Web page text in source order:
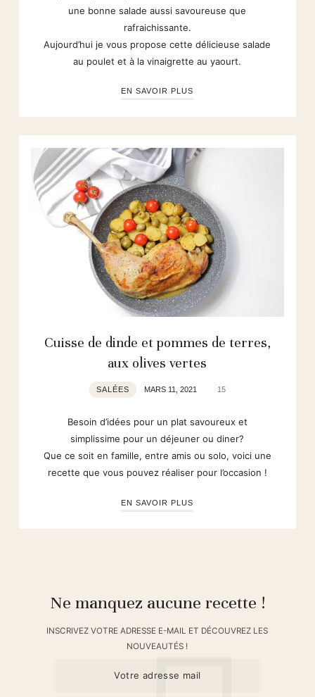
une bonne salade aussi savoureuse que
rafraichissante.
Aujourd’hui je vous propose cette délicieuse salade
au poulet et à la vinaigrette au yaourt.
EN SAVOIR PLUS
Cuisse de dinde et pommes de terres,
aux olives vertes
SALÉES MARS 11, 2021 15
Besoin d’idées pour un plat savoureux et
simplissime pour un déjeuner ou diner?
Que ce soit en famille, entre amis ou solo, voici une
recette que vous pouvez réaliser pour l’occasion !
EN SAVOIR PLUS
Ne manquez aucune recette !
INSCRIVEZ VOTRE ADRESSE E-MAIL ET DÉCOUVREZ LES
NOUVEAUTÉS !